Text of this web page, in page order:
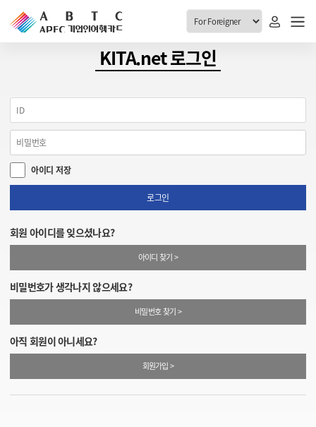
ABTC 전체메뉴
안내
ABTC 제도 소개
VABTC 안내
발급 자격요건
취소/반납 안내
신청
취소
신청진행 현황
소지자 현황
고객센터
1:1 문의
KITA.net 로그인
아이디 저장
로그인
회원 아이디를 잊으셨나요?
아이디 찾기 >
비밀번호가 생각나지 않으세요?
비밀번호 찾기 >
아직 회원이 아니세요?
회원가입 >